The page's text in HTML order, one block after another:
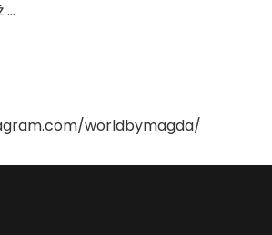
…
worldbymagda/